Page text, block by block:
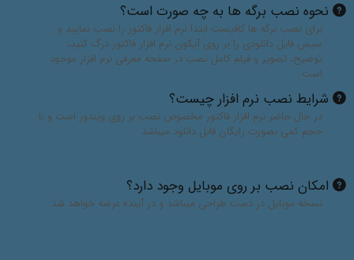
نحوه نصب برگه ها به چه صورت است؟
برای نصب برگه ها کافیست ابتدا نرم افزار فاکتور را نصب نمایید و
سپس فایل دانلودی را بر روی آیکون نرم افزار فاکتور درگ کنید،
توضیح، تصویر و فیلم کامل نصب در صفحه معرفی نرم افزار موجود
است
شرایط نصب نرم افزار چیست؟
در حال حاضر نرم افزار فاکتور مخصوص نصب بر روی ویندوز است و با
حجم کمی بصورت رایگان قابل دانلود میباشد
امکان نصب بر روی موبایل وجود دارد؟
نسخه موبایل در دست طراحی میباشد و در آینده عرضه خواهد شد